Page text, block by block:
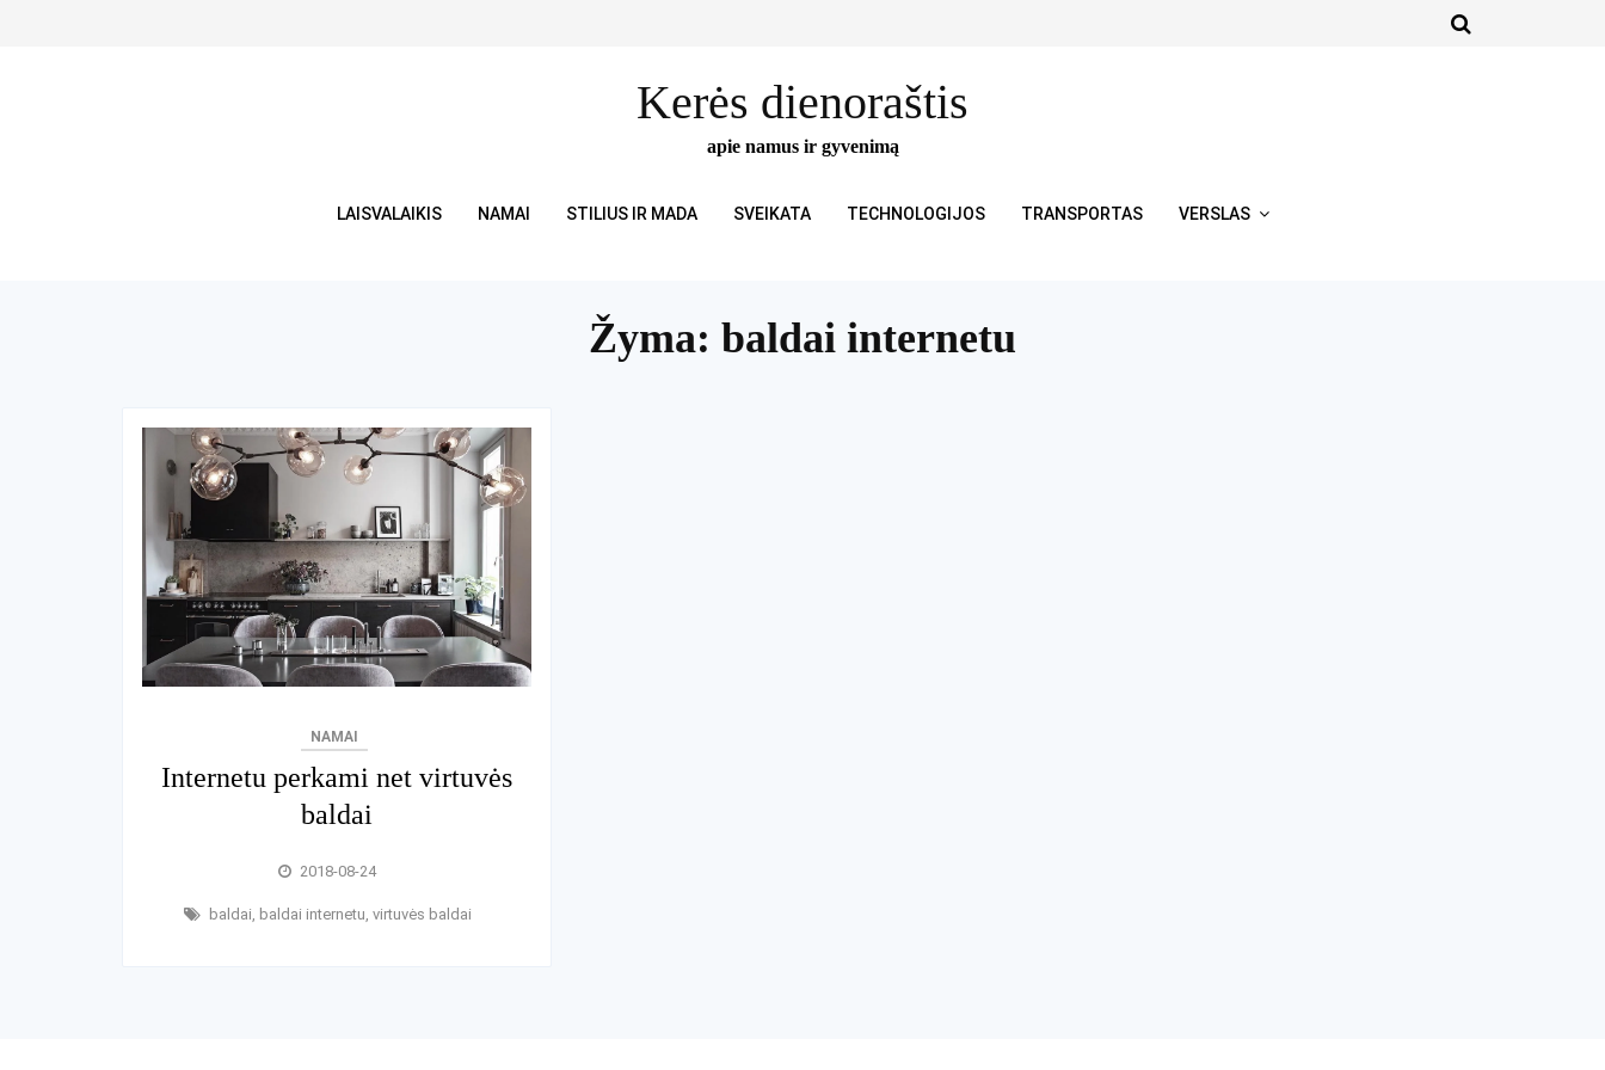
Kerės dienoraštis
apie namus ir gyvenimą
LAISVALAIKIS NAMAI STILIUS IR MADA SVEIKATA TECHNOLOGIJOS TRANSPORTAS VERSLAS
Žyma: baldai internetu
NAMAI
Internetu perkami net virtuvės
baldai
2018-08-24
baldai baldai internetu virtuvės baldai